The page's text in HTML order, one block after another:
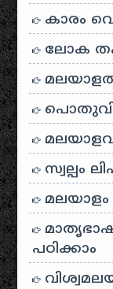
കാരം
ലോക
സ്വല്പം
പഠിക്കാം